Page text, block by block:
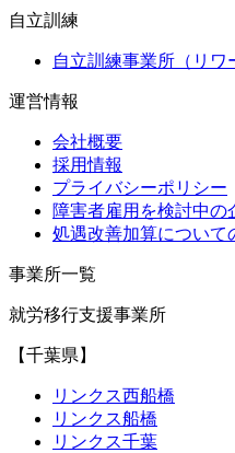
自立訓練
自立訓練事業所（リワ
運営情報
会社概要
採用情報
プライバシーポリシー
障害者雇用を検討中の
処遇改善加算について
事業所一覧
就労移行支援事業所
【千葉県】
リンクス西船橋
リンクス船橋
リンクス千葉